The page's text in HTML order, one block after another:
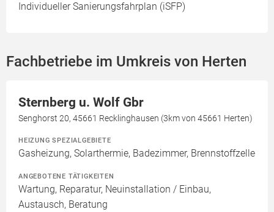
Individueller Sanierungsfahrplan (iSFP)
Fachbetriebe im Umkreis von Herten
Sternberg u. Wolf Gbr
Senghorst 20, 45661 Recklinghausen (3km von 45661 Herten)
HEIZUNG SPEZIALGEBIETE
Gasheizung, Solarthermie, Badezimmer, Brennstoffzelle
ANGEBOTENE TÄTIGKEITEN
Wartung, Reparatur, Neuinstallation / Einbau,
Austausch, Beratung